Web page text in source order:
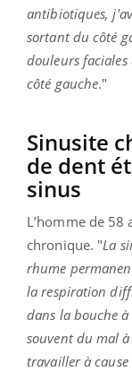
antibiotiques,
sortant du côté
douleurs faciales
côté gauche."
Sinusite
de dent
sinus
L’homme de 58
chronique. "La
rhume
la respiration
dans la bouche à
souvent du mal
travailler à cause